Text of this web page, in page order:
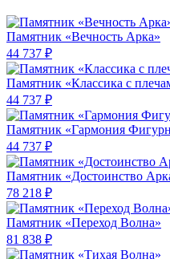
Памятник «Вечность Арка»
44 737 ₽
Памятник «Классика c
44 737 ₽
Памятник «Гармония
44 737 ₽
Памятник «Достоинство
78 218 ₽
Памятник «Переход Волна»
81 838 ₽